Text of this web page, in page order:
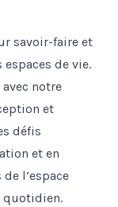
savoir-faire et
de vie.
notre
et
défis
et en
l’espace
quotidien.